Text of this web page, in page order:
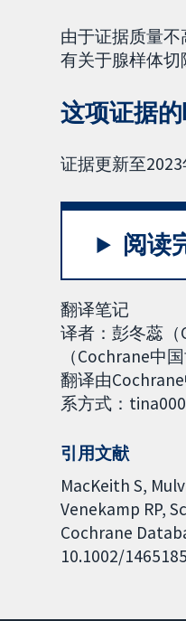
由于证据质量
有关于腺样体切
这项证据
证据更新至2023
阅读
翻译笔记
译者：彭冬蕊
（Cochrane中
翻译由
系方式：
引用文献
MacKeith S,
Venekamp RP,
Cochrane
10.1002/